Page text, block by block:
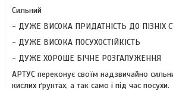
Сильний
- ДУЖЕ ВИСОКА ПРИДАТНІСТЬ ДО ПІЗНІХ
- ДУЖЕ ВИСОКА ПОСУХОСТІЙКІСТЬ
- ДУЖЕ ХОРОШЕ БІЧНЕ РОЗГАЛУЖЕННЯ
АРТУС переконує своїм надзвичайно
кислих ґрунтах, а так само і під час посухи.